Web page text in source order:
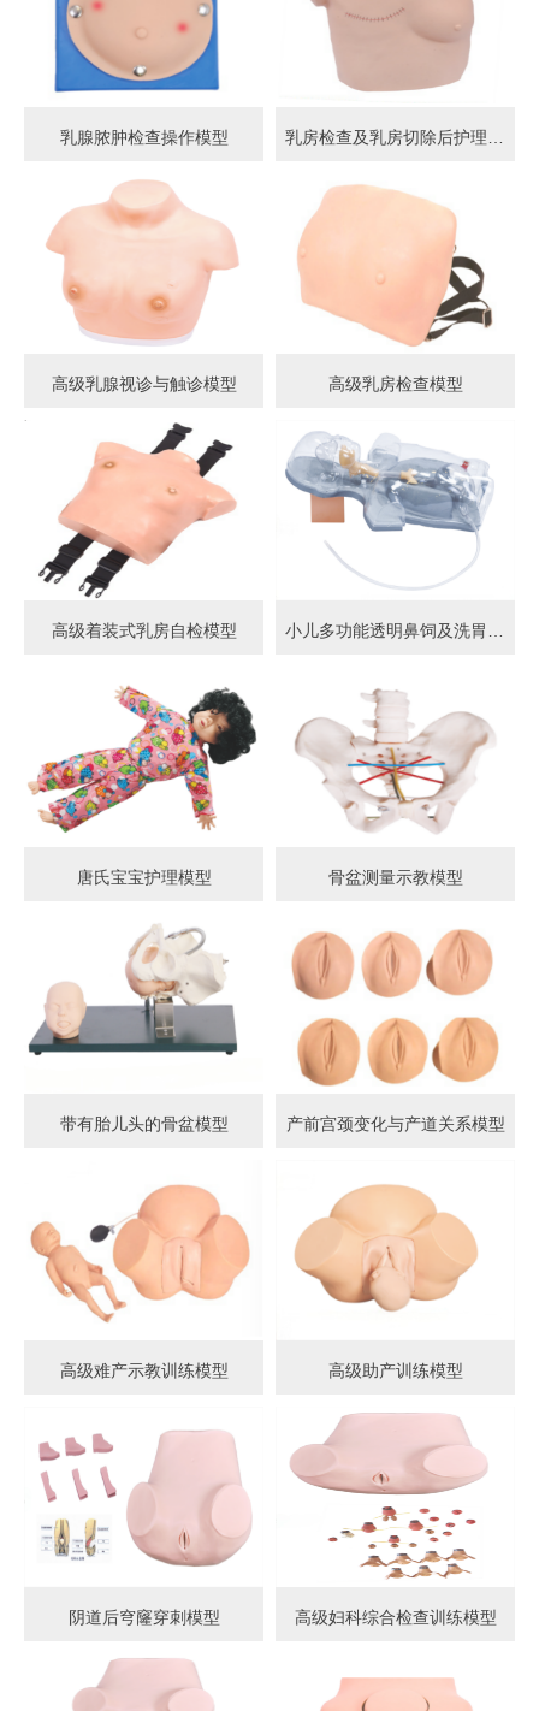
乳腺脓肿检查操作模型
高级乳腺视诊与触诊模型 高级乳房检查模型
高级着装式乳房自检模型
唐氏宝宝护理模型 骨盆测量示教模型
带有胎儿头的骨盆模型 产前宫颈变化与产道关系模型
高级难产示教训练模型 高级助产训练模型
阴道后穹窿穿刺模型 高级妇科综合检查训练模型